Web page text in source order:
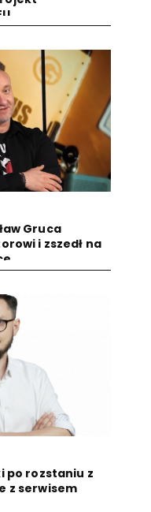
Gruca
i zszedł na
po rozstaniu z
z serwisem